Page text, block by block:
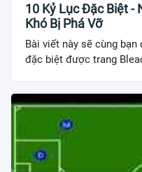
10 Kỷ Lục Đặc Biệt -
Khó Bị Phá Vỡ
Bài viết này sẽ cùng
đặc biệt được trang